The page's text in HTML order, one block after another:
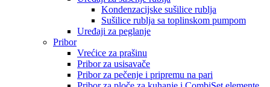
Kondenzacijske sušilice rublja
Sušilice rublja sa toplinskom pumpom
Uređaji za peglanje
Pribor
Vrećice za prašinu
Pribor za usisavače
Pribor za pečenje i pripremu na pari